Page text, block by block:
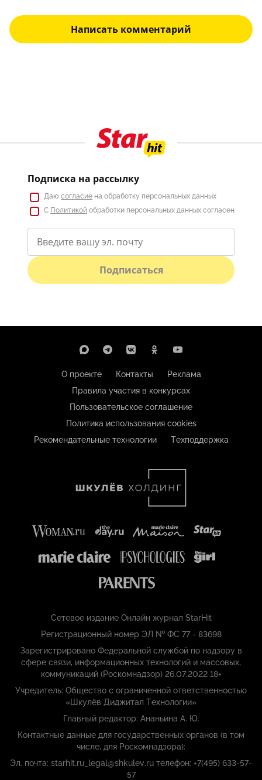
Написать комментарий
Подписка на рассылку
Даю согласие на обработку персональных данных
С Политикой обработки персональных данных согласен
Подписаться
О проекте Контакты
Реклама
Правила участия в конкурсах
Пользовательское соглашение
Политика использования cookies
Рекомендательные технологии
Техподдержка
Сетевое издание Онлайн журнал StarHit
Регистрационный номер ЭЛ № ФС 77 - 83698
Зарегистрировано Федеральной службой по надзору в
сфере связи, информационных технологий и массовых,
коммуникаций (Роскомнадзор) 26.07.2022 18+
Учредитель: Общество с ограниченной ответственностью
«Шкулёв Диджитал Технологии»
Главный редактор: Ананьина А. Ю.
Контактные данные для государственных органов (в том
числе, для Роскомнадзора):
Эл. почта: starhit.ru_legal@shkulev.ru телефон: +7(495) 633-57-
57